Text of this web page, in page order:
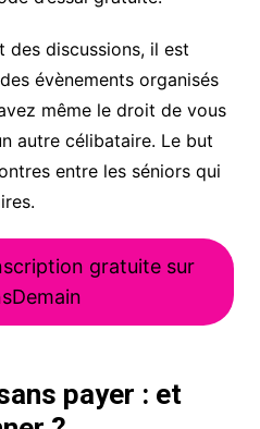
des discussions, il est
évènements organisés
même le droit de vous
autre célibataire. Le but
entre les séniors qui
gratuite sur
payer : et